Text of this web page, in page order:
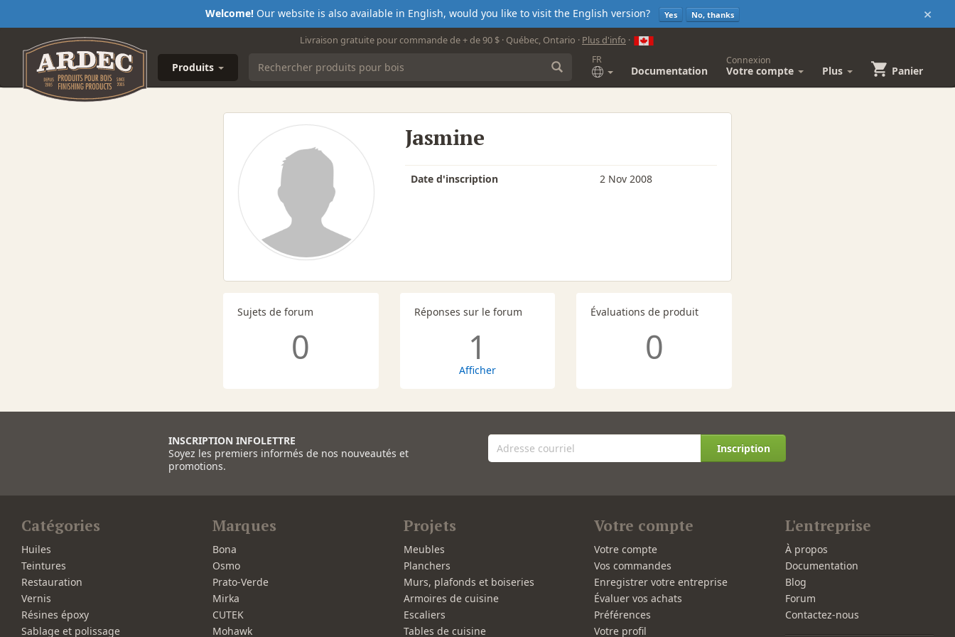
×
Welcome!Our website is also available in English, would you like to visit the English version? Yes No, thanks
Livraison gratuite pour commande de + de 90 $ · Québec, Ontario · Plus d'info ·
Produits
FR
Documentation
Connexion
Votre compte Plus Panier
Jasmine
Date d'inscription 2 Nov 2008
Sujets de forum
0
Réponses sur le forum
1
Afficher
Évaluations de produit
0
INSCRIPTION INFOLETTRE
Soyez les premiers informés de nos nouveautés et
promotions.
Inscription
Catégories
Huiles
Teintures
Restauration
Vernis
Résines époxy
Sablage et polissage
Marques
Bona
Osmo
Prato-Verde
Mirka
CUTEK
Mohawk
Projets
Meubles
Planchers
Murs, plafonds et boiseries
Armoires de cuisine
Escaliers
Tables de cuisine
Votre compte
Votre compte
Vos commandes
Enregistrer votre entreprise
Évaluer vos achats
Préférences
Votre profil
L'entreprise
À propos
Documentation
Blog
Forum
Contactez-nous